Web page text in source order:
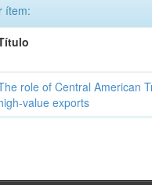
ítem:
role of Central American
value exports